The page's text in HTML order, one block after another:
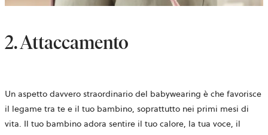
2. Attaccamento
Un aspetto davvero straordinario del babywearing è che favorisce
il legame tra te e il tuo bambino, soprattutto nei primi mesi di
vita. Il tuo bambino adora sentire il tuo calore, la tua voce, il